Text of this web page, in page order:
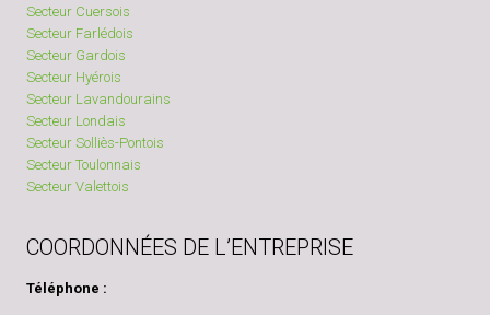
Secteur Cuersois
Secteur Farlédois
Secteur Gardois
Secteur Hyérois
Secteur Lavandourains
Secteur Londais
Secteur Solliès-Pontois
Secteur Toulonnais
Secteur Valettois
COORDONNÉES DE L’ENTREPRISE
Téléphone :